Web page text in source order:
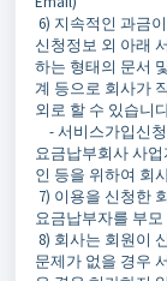
6) 지속적인 과금
신청정보 외 아래
하는 형태의 문서
계 등으로 회사가
외로 할 수 있습니
- 서비스가입신
요금납부회사 사
인 등을 위하여 회
7) 이용을 신청한
요금납부자를 부
8) 회사는 회원이
문제가 없을 경우